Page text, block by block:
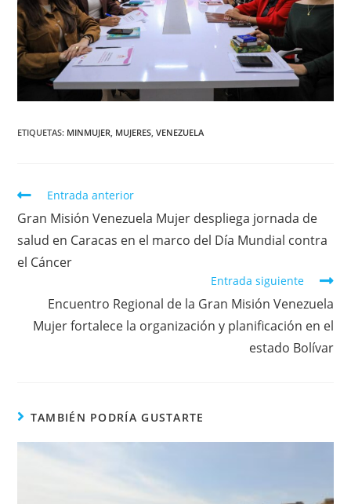
ETIQUETAS: MINMUJER, MUJERES, VENEZUELA
Entrada anterior
Gran Misión Venezuela Mujer despliega jornada de
salud en Caracas en el marco del Día Mundial contra
el Cáncer
Entrada siguiente
Encuentro Regional de la Gran Misión Venezuela
Mujer fortalece la organización y planificación en el
estado Bolívar
TAMBIÉN PODRÍA GUSTARTE